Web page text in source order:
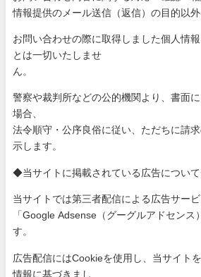
情報提供のメール送信（返信）の目的以外
お問い合わせの際に取得しました個人情
と は一切いたしませ
ん。
警察や裁判所などの公的機関より、書面
場合、
法令順守・公序良俗に従い、ただちに請
示 します。
◆当サイトに掲載されている広告につい
当サイトでは第三者配信による広告サービ
「Google Adsense（グーグルアドセンス
す。
広告配信にはCookieを使用し、当サイト
情報に基づきまし